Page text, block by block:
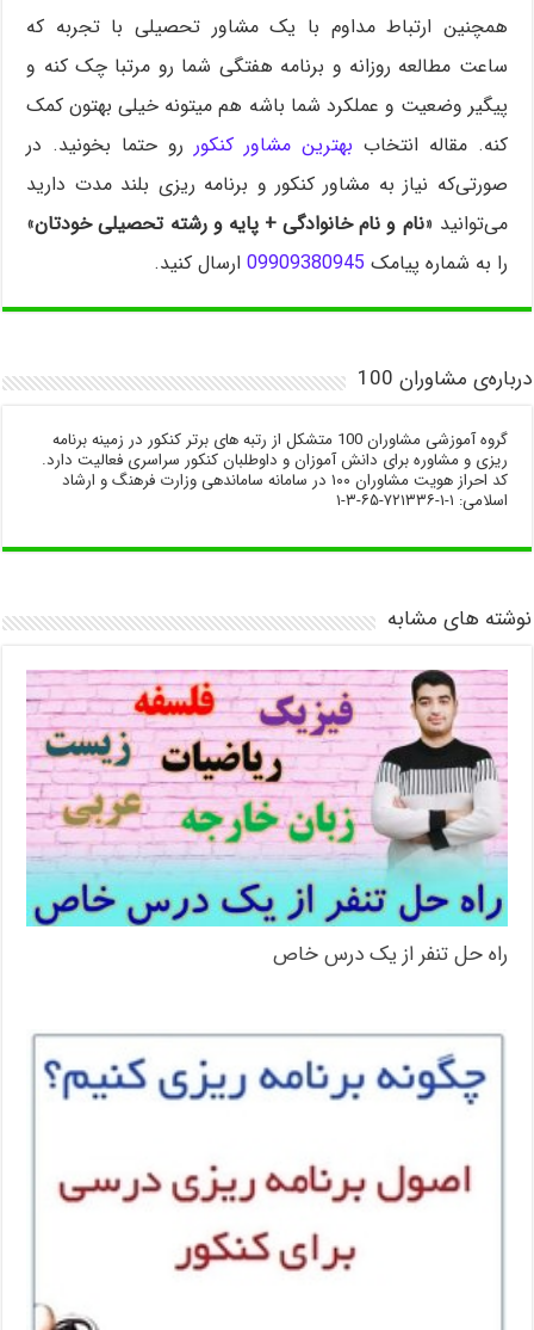
همچنین ارتباط مداوم با یک مشاور تحصیلی با تجربه که
ساعت مطالعه روزانه و برنامه هفتگی شما رو مرتبا چک کنه و
پیگیر وضعیت و عملکرد شما باشه هم میتونه خیلی بهتون کمک
کنه. مقاله انتخاب بهترین مشاور کنکوررو حتما بخونید. در
صورتی‌که نیاز به مشاور کنکور و برنامه ریزی بلند مدت دارید
می‌توانید «نام و نام خانوادگی + پایه و رشته تحصیلی خودتان»
را به شماره پیامک 09909380945 ارسال کنید.
درباره‌ی مشاوران 100
گروه آموزشی مشاوران 100 متشکل از رتبه های برتر کنکور در زمینه برنامه
ریزی و مشاوره برای دانش آموزان و داوطلبان کنکور سراسری فعالیت دارد.
کد احراز هویت مشاوران ۱۰۰ در سامانه ساماندهی وزارت فرهنگ و ارشاد
اسلامی: ۱-۱-۷۲۱۳۳۶-۶۵-۳-۱
نوشته های مشابه
راه حل تنفر از یک درس خاص